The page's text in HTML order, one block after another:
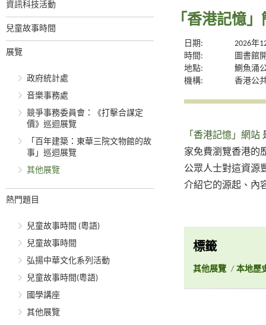
資訊科技活動
兒童故事時間
展覽
政府統計處
音樂事務處
競爭事務委員會：《打擊合謀定
價》巡迴展覽
「百年建築：東華三院文物館的故
事」巡迴展覽
其他展覽
熱門題目
兒童故事時間 (粵語)
兒童故事時間
弘揚中華文化系列活動
兒童故事時間(粵語)
國學講座
其他展覽
「香港記憶
日期:
2026年
時間:
圖書館
地點:
鰂魚涌
機構:
香港公
「香港記憶」網站
家免費瀏覽香港的
公眾人士對這資源
介紹它的源起、內
標籤
其他展覽 / 本地歷